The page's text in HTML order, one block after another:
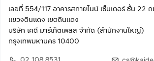
เลขที่ 554/117 อาคารสกายไนน์ เซ็นเตอร์ ชั้น 22
แขวงดินแดง เขตดินแดง
บริษัท เคดี มาร์เก็ตเพลส จำกัด (สำนักงานใหญ่)
กรุงเทพมหานคร 10400